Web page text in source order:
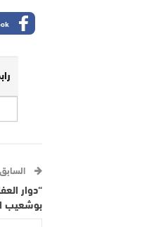
السابق
“دوار
بوشعيب